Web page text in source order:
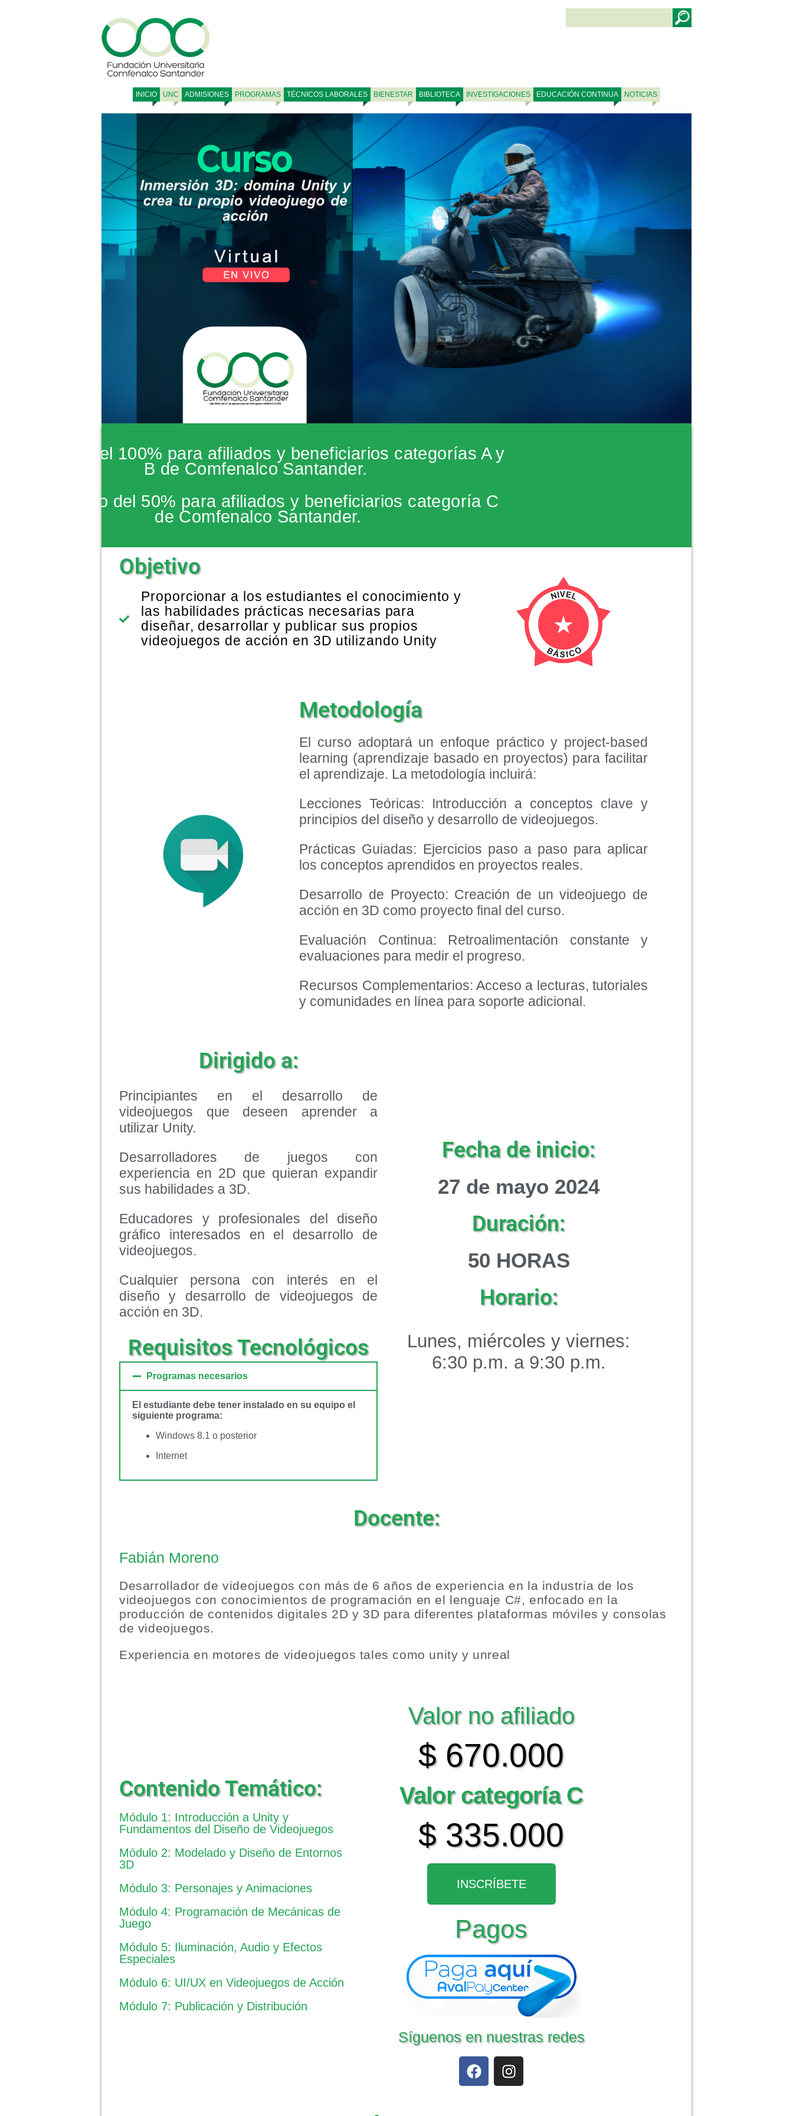
INICIO UNC ADMISIONES PROGRAMAS TÉCNICOS LABORALES BIENESTAR BIBLIOTECA INVESTIGACIONES EDUCACIÓN CONTINUA NOTICIAS
*Subsidio del 100% para afiliados y beneficiarios categorías A y
B de Comfenalco Santander.
*Descuento del 50% para afiliados y beneficiarios categoría C
de Comfenalco Santander.
Objetivo
Proporcionar a los estudiantes el conocimiento y
las habilidades prácticas necesarias para
diseñar, desarrollar y publicar sus propios
videojuegos de acción en 3D utilizando Unity
Metodología
El curso adoptará un enfoque práctico y project-based
learning (aprendizaje basado en proyectos) para facilitar
el aprendizaje. La metodología incluirá:
Lecciones Teóricas: Introducción a conceptos clave y
principios del diseño y desarrollo de videojuegos.
Prácticas Guiadas: Ejercicios paso a paso para aplicar
los conceptos aprendidos en proyectos reales.
Desarrollo de Proyecto: Creación de un videojuego de
acción en 3D como proyecto final del curso.
Evaluación Continua: Retroalimentación constante y
evaluaciones para medir el progreso.
Recursos Complementarios: Acceso a lecturas, tutoriales
y comunidades en línea para soporte adicional.
Dirigido a:
Principiantes en el desarrollo de
videojuegos que deseen aprender a
utilizar Unity.
Desarrolladores de juegos con
experiencia en 2D que quieran expandir
sus habilidades a 3D.
Educadores y profesionales del diseño
gráfico interesados en el desarrollo de
videojuegos.
Cualquier persona con interés en el
diseño y desarrollo de videojuegos de
acción en 3D.
Requisitos Tecnológicos
Programas necesarios
El estudiante debe tener instalado en su equipo el
siguiente programa:
Windows 8.1 o posterior
Internet
Fecha de inicio:
27 de mayo 2024
Duración:
50 HORAS
Horario:
Lunes, miércoles y viernes:
6:30 p.m. a 9:30 p.m.
Docente:
Fabián Moreno
Desarrollador de videojuegos con más de 6 años de experiencia en la industria de los
videojuegos con conocimientos de programación en el lenguaje C#, enfocado en la
producción de contenidos digitales 2D y 3D para diferentes plataformas móviles y consolas
de videojuegos.
Experiencia en motores de videojuegos tales como unity y unreal
Contenido Temático:
Módulo 1: Introducción a Unity y
Fundamentos del Diseño de Videojuegos
Módulo 2: Modelado y Diseño de Entornos
3D
Módulo 3: Personajes y Animaciones
Módulo 4: Programación de Mecánicas de
Juego
Módulo 5: Iluminación, Audio y Efectos
Especiales
Módulo 6: UI/UX en Videojuegos de Acción
Módulo 7: Publicación y Distribución
Valor no afiliado
$ 670.000
Valor categoría C
$ 335.000
INSCRÍBETE
Pagos
Síguenos en nuestras redes